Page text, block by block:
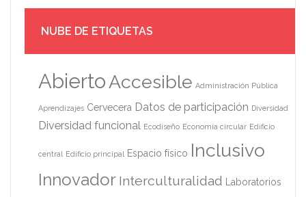
NUBE DE ETIQUETAS
AbiertoAccesible Administración Pública
Aprendizajes Cervecera Datos de participación Diversidad
Diversidad funcional Ecodiseño Economía circular Edificio
central Edificio principal Espacio físico Inclusivo
Innovador Interculturalidad Laboratorios